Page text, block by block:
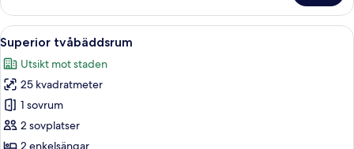
Öppna
alla
foton
för
Superior
tvåbäddsrum
Ett hotellrum med två sängar, var
5
Superior tvåbäddsrum
Utsikt mot staden
25 kvadratmeter
1 sovrum
2 sovplatser
2 enkelsängar